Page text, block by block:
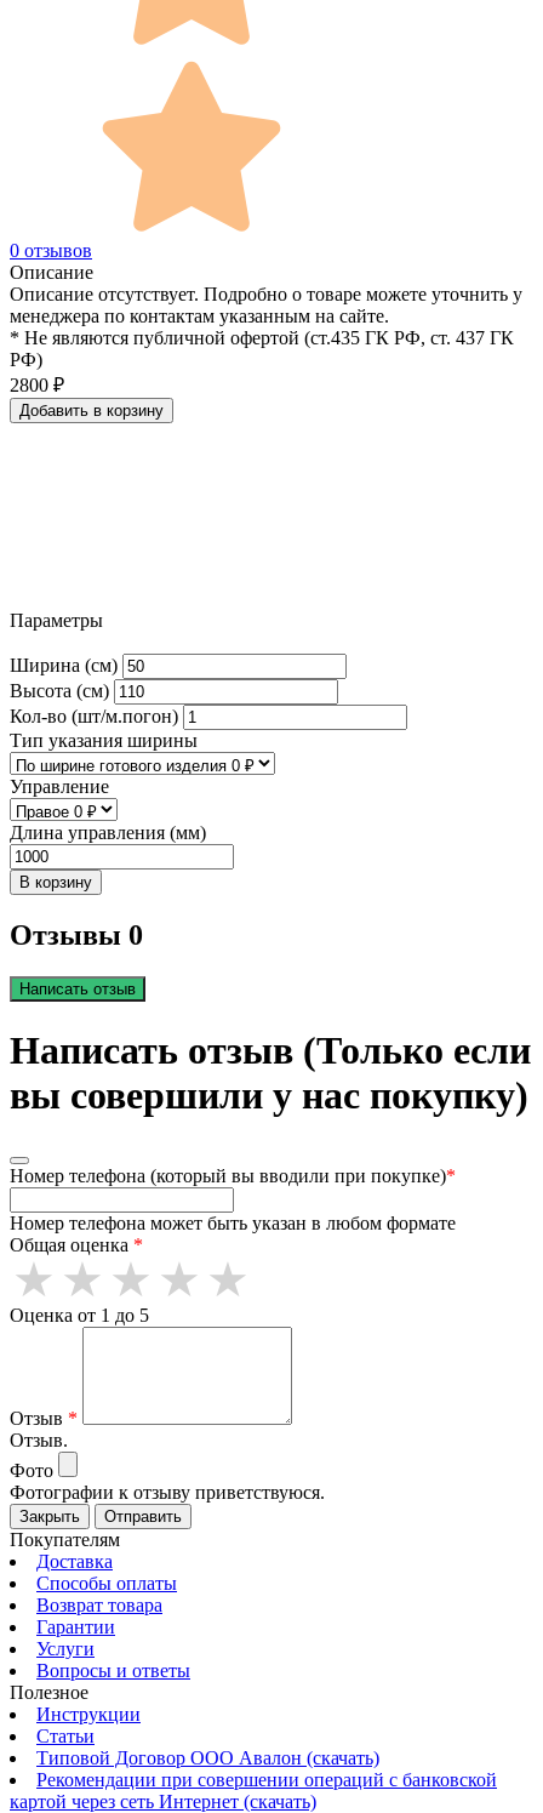
0 отзывов
Описание
Описание отсутствует. Подробно о товаре можете уточнить у
менеджера по контактам указанным на сайте.
* Не являются публичной офертой (ст.435 ГК РФ, cт. 437 ГК
РФ)
2800 ₽
Добавить в корзину
Параметры
Ширина (см)
Высота (см)
Кол-во (шт/м.погон)
Тип указания ширины
Управление
Длина управления (мм)
В корзину
Отзывы 0
Написать отзыв
Написать отзыв (Только если
вы совершили у нас покупку)
Номер телефона (который вы вводили при покупке)*
Номер телефона может быть указан в любом формате
Общая оценка *
Оценка от 1 до 5
Отзыв *
Отзыв.
Фото
Фотографии к отзыву приветствуюся.
Закрыть Отправить
Покупателям
Доставка
Способы оплаты
Возврат товара
Гарантии
Услуги
Вопросы и ответы
Полезное
Инструкции
Статьи
Типовой Договор ООО Авалон (скачать)
Рекомендации при совершении операций с банковской
картой через сеть Интернет (скачать)